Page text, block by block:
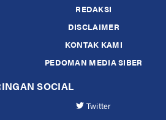
REDAKSI
DISCLAIMER
KONTAK KAMI
PEDOMAN MEDIA SIBER
SOCIAL
Twitter